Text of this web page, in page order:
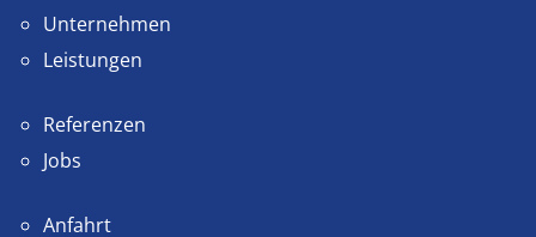
Unternehmen
Leistungen
Referenzen
Jobs
Anfahrt